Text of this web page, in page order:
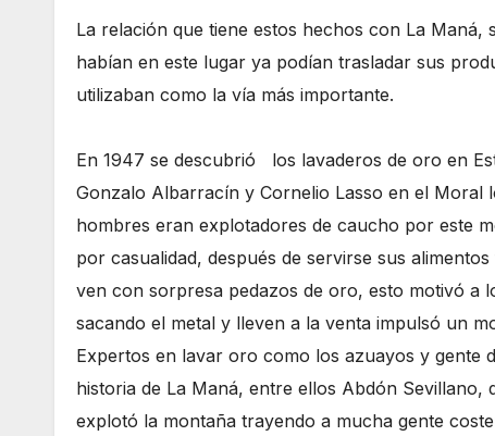
La relación que tiene estos hechos con La
habían en este lugar ya podían trasladar sus
utilizaban como la vía más importante.
En 1947 se descubrió los lavaderos de oro en
Gonzalo Albarracín y Cornelio Lasso en el
hombres eran explotadores de caucho por este
por casualidad, después de servirse sus
ven con sorpresa pedazos de oro, esto motivó a
sacando el metal y lleven a la venta impulsó un
Expertos en lavar oro como los azuayos y gente
historia de La Maná, entre ellos Abdón
explotó la montaña trayendo a mucha gente